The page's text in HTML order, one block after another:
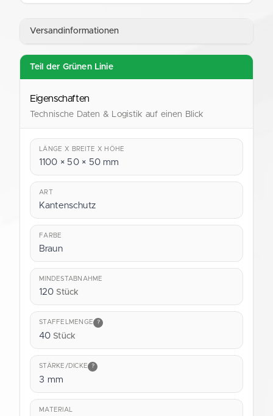
PDF
Versandinformationen
Teil der Grünen Linie
Eigenschaften
Technische Daten & Logistik auf einen Blick
LÄNGE X BREITE X HÖHE
1100 × 50 × 50 mm
ART
Kantenschutz
FARBE
Braun
MINDESTABNAHME
120 Stück
STAFFELMENGE ?
40 Stück
STÄRKE/DICKE ?
3 mm
MATERIAL